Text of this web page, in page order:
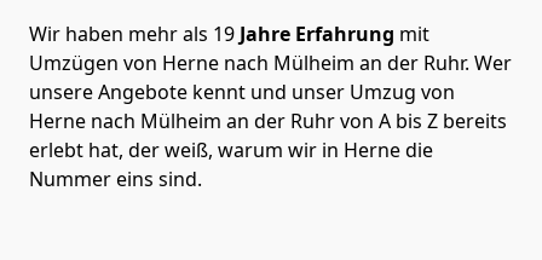
Wir haben mehr als 19 Jahre Erfahrung mit
Umzügen von Herne nach Mülheim an der Ruhr. Wer
unsere Angebote kennt und unser Umzug von
Herne nach Mülheim an der Ruhr von A bis Z bereits
erlebt hat, der weiß, warum wir in Herne die
Nummer eins sind.